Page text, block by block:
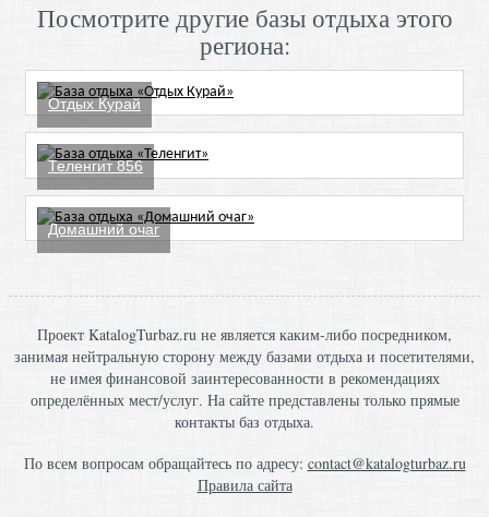
Посмотрите другие базы отдыха этого
региона:
Отдых Курай
Теленгит 856
Домашний очаг
Проект KatalogTurbaz.ru не является каким-либо посредником,
занимая нейтральную сторону между базами отдыха и посетителями,
не имея финансовой заинтересованности в рекомендациях
определённых мест/услуг. На сайте представлены только прямые
контакты баз отдыха.
По всем вопросам обращайтесь по адресу: contact@katalogturbaz.ru
Правила сайта